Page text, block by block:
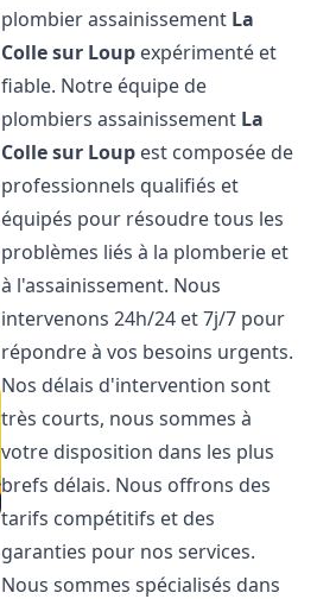
plombier assainissement La
Colle sur Loup expérimenté et
fiable. Notre équipe de
plombiers assainissement La
Colle sur Loup est composée de
professionnels qualifiés et
équipés pour résoudre tous les
problèmes liés à la plomberie et
à l'assainissement. Nous
intervenons 24h/24 et 7j/7 pour
répondre à vos besoins urgents.
Nos délais d'intervention sont
très courts, nous sommes à
votre disposition dans les plus
brefs délais. Nous offrons des
tarifs compétitifs et des
garanties pour nos services.
Nous sommes spécialisés dans